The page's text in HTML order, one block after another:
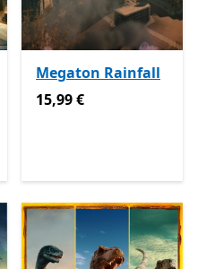
Megaton Rainfall
15,99 €
15,99 €